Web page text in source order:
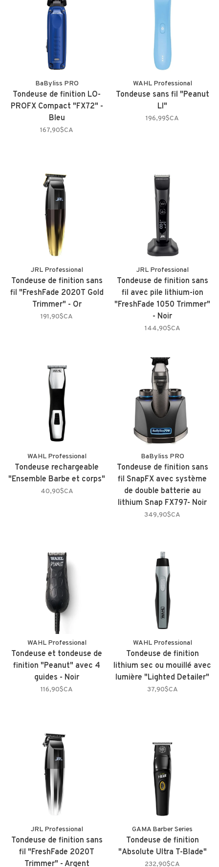
BaByliss PRO
Tondeuse de finition LO-
PROFX Compact "FX72" -
Bleu
167,90$CA
WAHL Professional
Tondeuse sans fil "Peanut
LI"
196,99$CA
JRL Professional
Tondeuse de finition sans
fil "FreshFade 2020T Gold
Trimmer" - Or
191,90$CA
JRL Professional
Tondeuse de finition sans
fil avec pile lithium-ion
"FreshFade 1050 Trimmer"
- Noir
144,90$CA
WAHL Professional
Tondeuse rechargeable
"Ensemble Barbe et corps"
40,90$CA
BaByliss PRO
Tondeuse de finition sans
fil SnapFX avec système
de double batterie au
lithium Snap FX797- Noir
349,90$CA
WAHL Professional
Tondeuse et tondeuse de
finition "Peanut" avec 4
guides - Noir
116,90$CA
WAHL Professional
Tondeuse de finition
lithium sec ou mouillé avec
lumière "Lighted Detailer"
37,90$CA
JRL Professional
Tondeuse de finition sans
fil "FreshFade 2020T
Trimmer" - Argent
GAMA Barber Series
Tondeuse de finition
"Absolute Ultra T-Blade"
232,90$CA